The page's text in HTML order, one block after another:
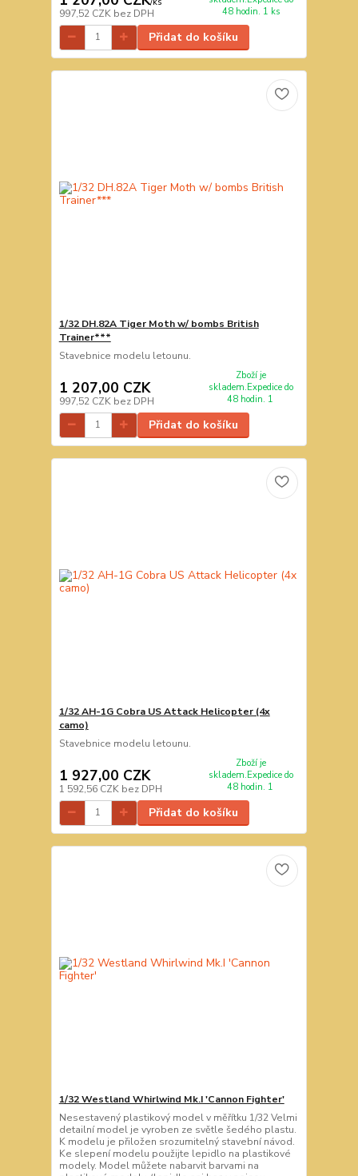
997,52 CZK bez DPH
48 hodin. 1 ks
Přidat do košíku
1/32 DH.82A Tiger Moth w/ bombs British
Trainer***
Stavebnice modelu letounu.
1 207,00 CZK
997,52 CZK bez DPH
Zboží je
skladem.Expedice do
48 hodin. 1
Přidat do košíku
1/32 AH-1G Cobra US Attack Helicopter (4x
camo)
Stavebnice modelu letounu.
1 927,00 CZK
1 592,56 CZK bez DPH
Zboží je
skladem.Expedice do
48 hodin. 1
Přidat do košíku
1/32 Westland Whirlwind Mk.I 'Cannon Fighter'
Nesestavený plastikový model v měřítku 1/32 Velmi
detailní model je vyroben ze světle šedého plastu.
K modelu je přiložen srozumitelný stavební návod.
Ke slepení modelu použijte lepidlo na plastikové
modely. Model můžete nabarvit barvami na